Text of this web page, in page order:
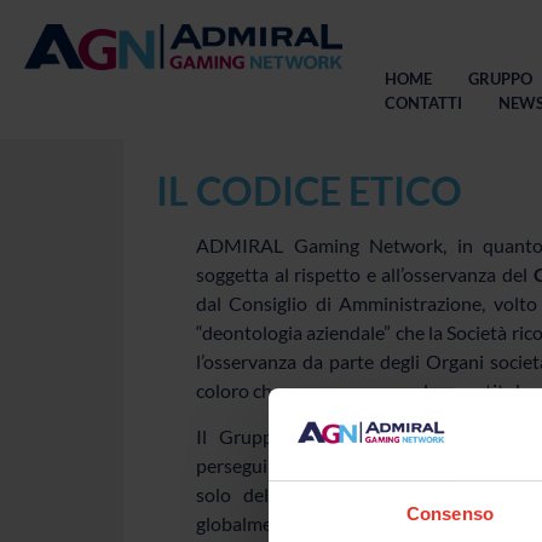
Consenso
HOME GRUPPO
CONTATTI
IL CODICE ETICO
ADMIRAL Gaming Network, in
soggetta al rispetto e all’osservanza del
dal Consiglio di Amministrazione,
“deontologia aziendale” che la Società
l’osservanza da parte degli Organi
coloro che cooperano a qualunque titolo
Il Gruppo NOVOMATIC Italia
perseguimento dello scopo sociale e la
solo delle leggi e dei regolamenti
globalmente condivisi.